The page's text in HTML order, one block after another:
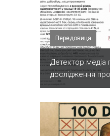
Передовица
Детектор медіа
дослідження